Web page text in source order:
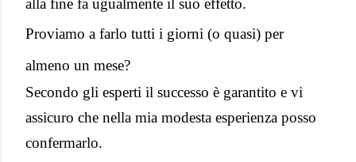
alla fine fa ugualmente il suo effetto.
Proviamo a farlo tutti i giorni (o quasi) per
almeno un mese?
Secondo gli esperti il successo è garantito e vi
assicuro che nella mia modesta esperienza posso
confermarlo.